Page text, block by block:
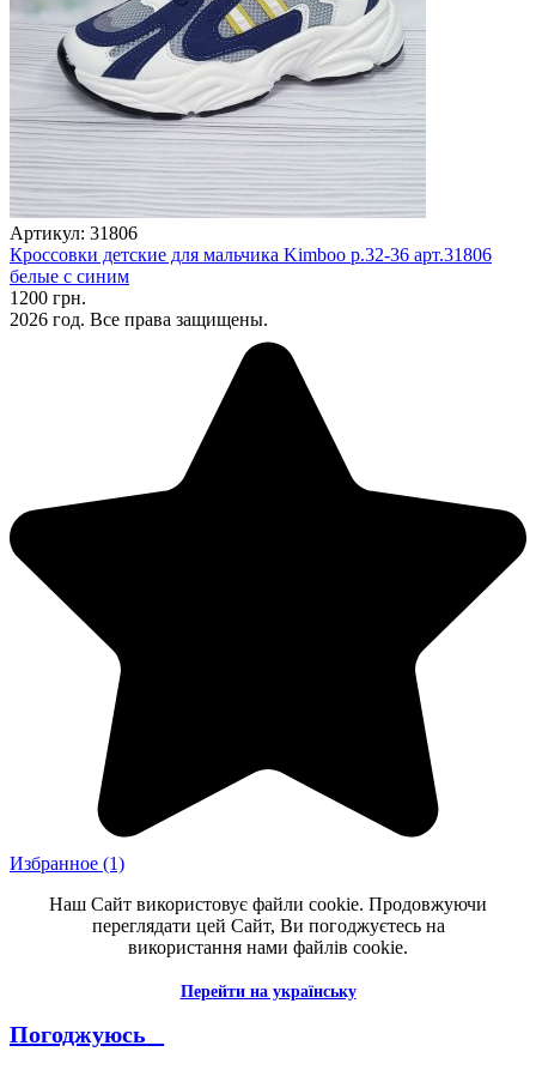
Артикул: 31806
Кроссовки детские для мальчика Kimboo р.32-36 арт.31806
белые с синим
1200 грн.
2026 год. Все права защищены.
Избранное (1)
Наш Сайт використовує файли cookie. Продовжуючи
переглядати цей Сайт, Ви погоджуєтесь на
використання нами файлів cookie.
Перейти на українську
Погоджуюсь _